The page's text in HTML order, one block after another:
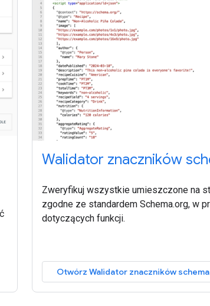
Walidator znaczników
Zweryfikuj wszystkie umieszczone na
zgodne ze standardem Schema.org, w
dotyczących funkcji.
Otwórz Walidator znaczników